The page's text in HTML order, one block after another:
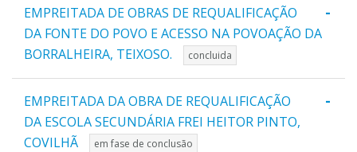
-
EMPREITADA DE OBRAS DE REQUALIFICAÇÃO
DA FONTE DO POVO E ACESSO NA POVOAÇÃO DA
BORRALHEIRA, TEIXOSO.
concluida
-
EMPREITADA DA OBRA DE REQUALIFICAÇÃO
DA ESCOLA SECUNDÁRIA FREI HEITOR PINTO,
COVILHÃ
em fase de conclusão